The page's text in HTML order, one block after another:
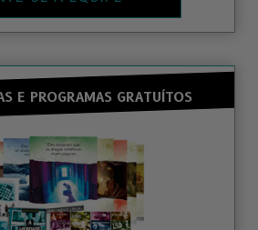
E PROGRAMAS GRATUÍTOS